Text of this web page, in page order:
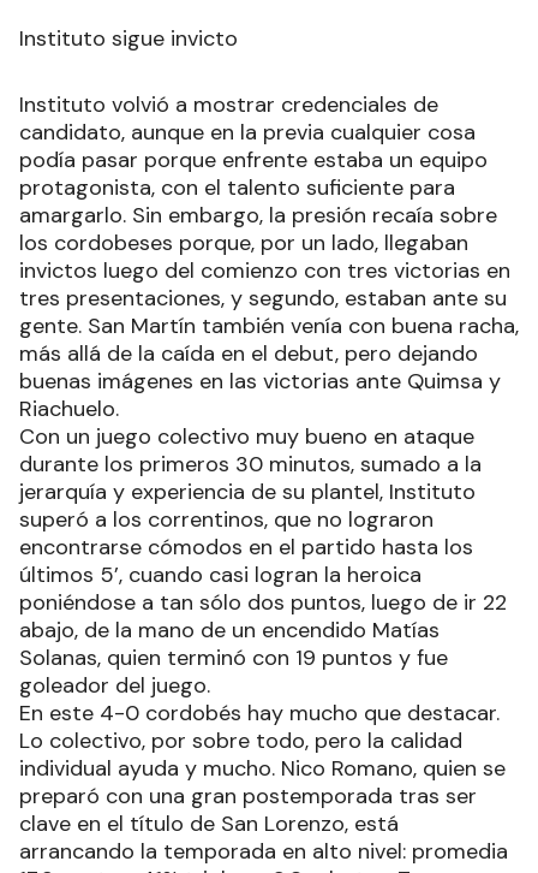
Instituto sigue invicto
Instituto volvió a mostrar credenciales de
candidato, aunque en la previa cualquier cosa
podía pasar porque enfrente estaba un equipo
protagonista, con el talento suficiente para
amargarlo. Sin embargo, la presión recaía sobre
los cordobeses porque, por un lado, llegaban
invictos luego del comienzo con tres victorias en
tres presentaciones, y segundo, estaban ante su
gente. San Martín también venía con buena racha,
más allá de la caída en el debut, pero dejando
buenas imágenes en las victorias ante Quimsa y
Riachuelo.
Con un juego colectivo muy bueno en ataque
durante los primeros 30 minutos, sumado a la
jerarquía y experiencia de su plantel, Instituto
superó a los correntinos, que no lograron
encontrarse cómodos en el partido hasta los
últimos 5’, cuando casi logran la heroica
poniéndose a tan sólo dos puntos, luego de ir 22
abajo, de la mano de un encendido Matías
Solanas, quien terminó con 19 puntos y fue
goleador del juego.
En este 4-0 cordobés hay mucho que destacar.
Lo colectivo, por sobre todo, pero la calidad
individual ayuda y mucho. Nico Romano, quien se
preparó con una gran postemporada tras ser
clave en el título de San Lorenzo, está
arrancando la temporada en alto nivel: promedia